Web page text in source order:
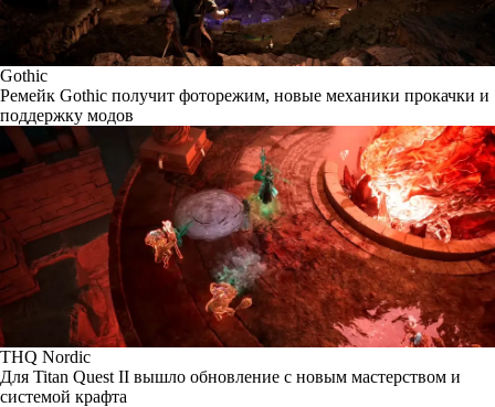
Gothic
Ремейк Gothic получит фоторежим, новые механики прокачки и
поддержку модов
THQ Nordic
Для Titan Quest II вышло обновление с новым мастерством и
системой крафта